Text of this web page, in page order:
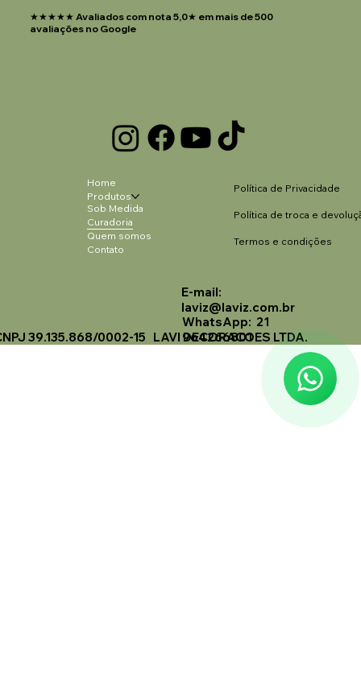
🗓️ Opening Hours: Mon-Fri 9:00 - 16:00
Laviz Home Decor
Home
Produtos
Sob Medida
Curadoria
Quem somos
Contato
Política de Privacidade
Política de troca e
Termos e condições
★★★★★ Avaliados com nota 5,0★ em mais de 500
avaliações no Google
E-mail:
laviz@laviz.com.br
WhatsApp: 21
964266801
39.135.868/0002-15 LAVI DECORACOES LTDA.